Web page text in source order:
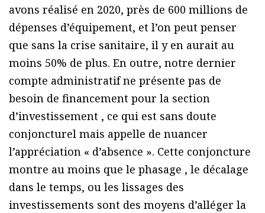
avons réalisé en 2020, près de 600 millions de
dépenses d’équipement, et l’on peut penser
que sans la crise sanitaire, il y en aurait au
moins 50% de plus. En outre, notre dernier
compte administratif ne présente pas de
besoin de financement pour la section
d’investissement , ce qui est sans doute
conjoncturel mais appelle de nuancer
l’appréciation « d’absence ». Cette conjoncture
montre au moins que le phasage , le décalage
dans le temps, ou les lissages des
investissements sont des moyens d’alléger la